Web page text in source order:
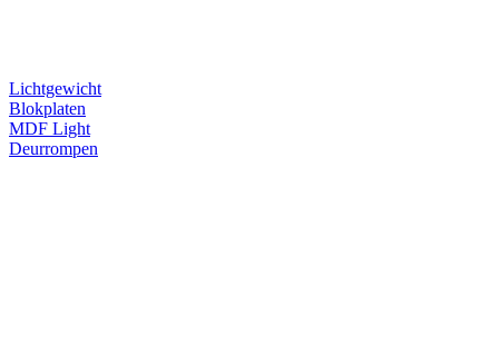
Lichtgewicht
Blokplaten
MDF Light
Deurrompen